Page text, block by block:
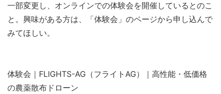
一部変更し、オンラインでの体験会を開催しているとのこ
と。興味がある方は、「体験会」のページから申し込んで
みてほしい。
体験会｜FLIGHTS-AG（フライトAG）｜高性能・低価格
の農薬散布ドローン